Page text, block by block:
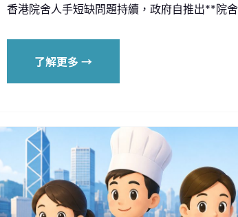
香港院舍人手短缺問題持續，政府自推出**院
了解更多 →